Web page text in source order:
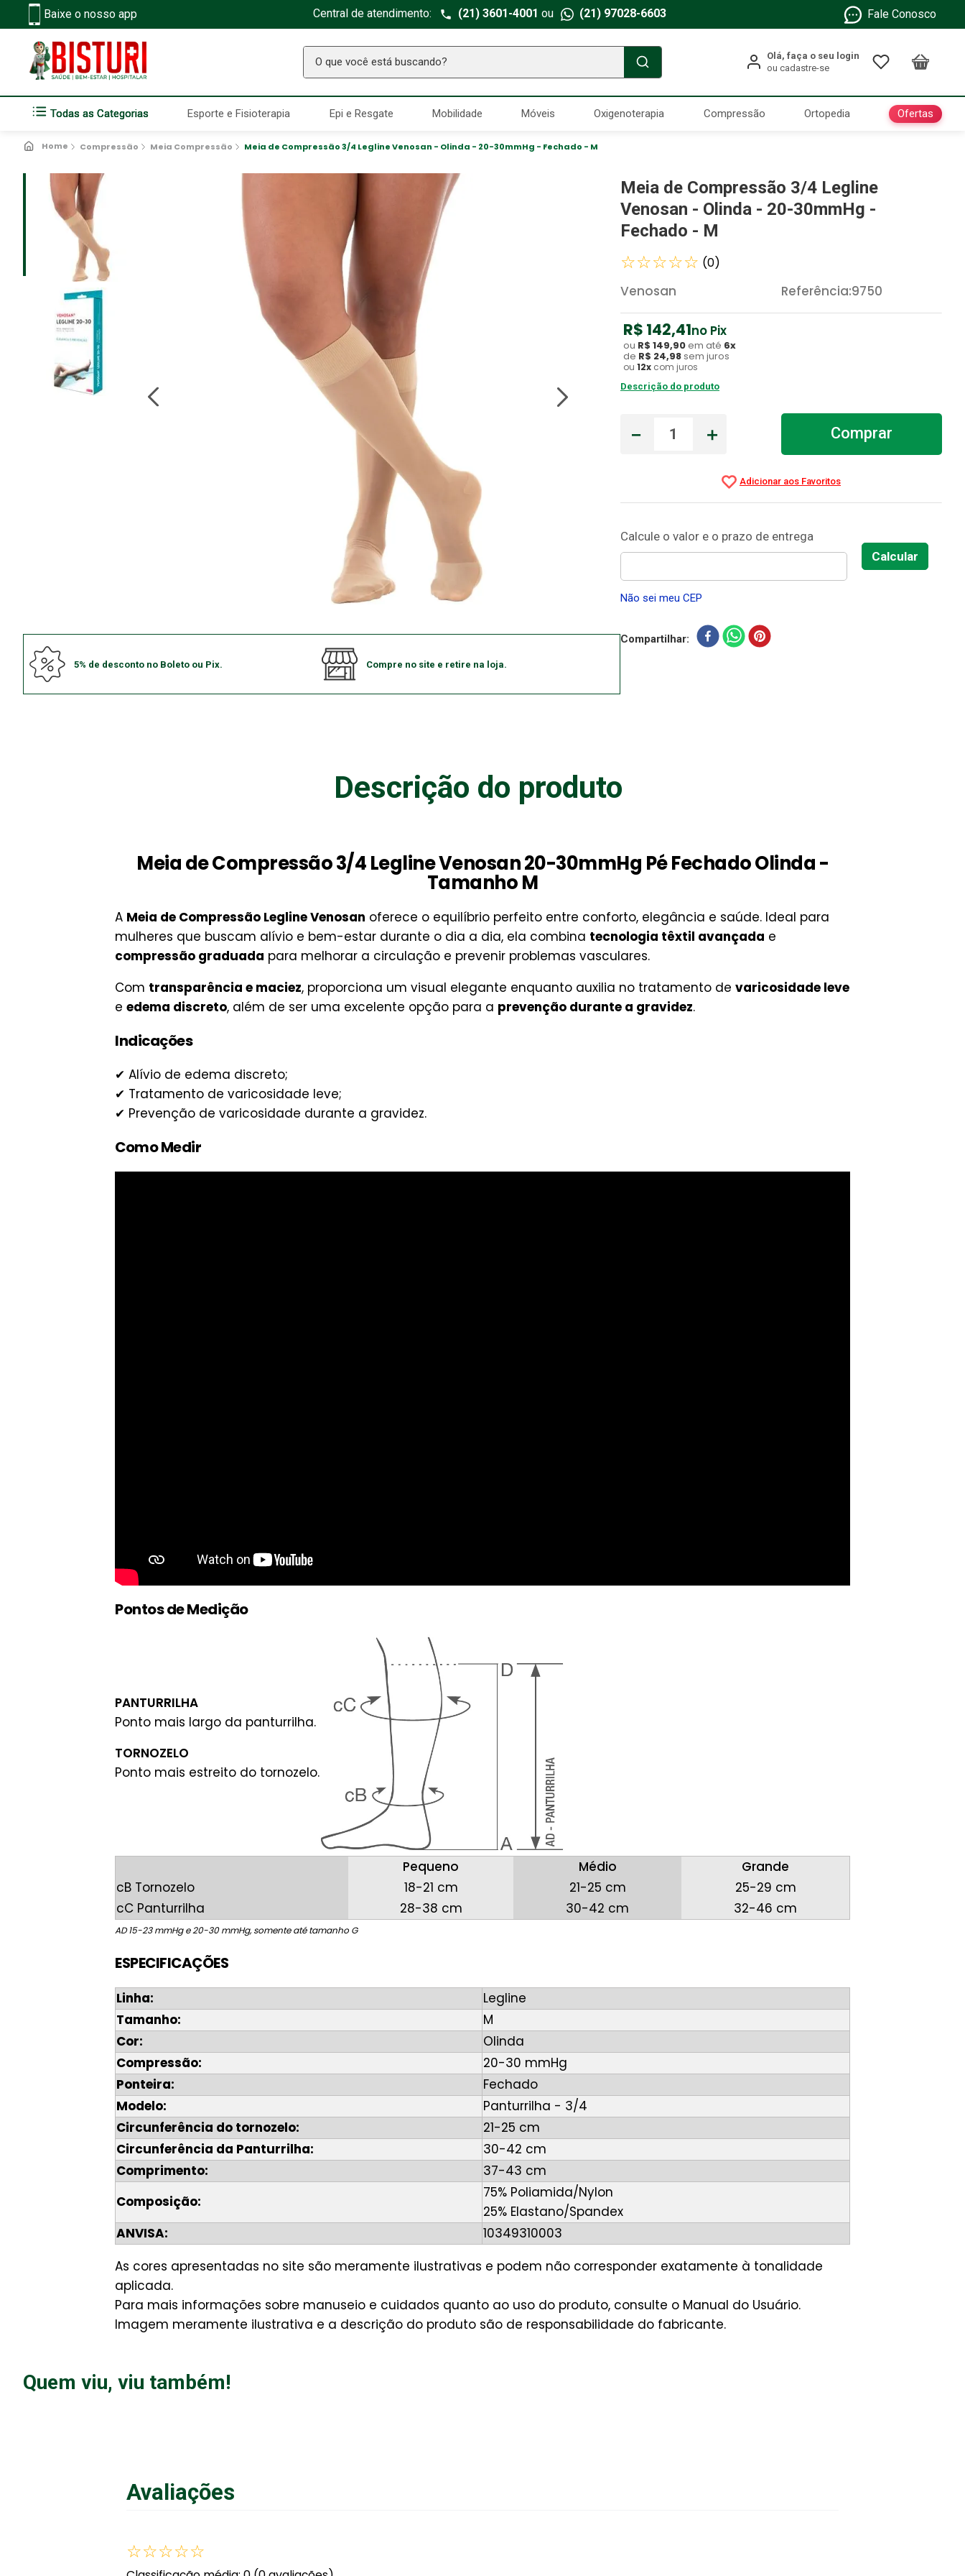
Baixe o nosso app Central de atendimento: (21) 3601-4001 ou (21) 97028-6603 Fale Conosco
O que você está buscando?
Todas as Categorias Esporte e Fisioterapia Epi e Resgate Mobilidade Móveis Oxigenoterapia Compressão Ortopedia Ofertas
Compressão Meia Compressão Meia de Compressão 3/4 Legline Venosan - Olinda - 20-30mmHg - Fechado - M
5% de desconto no Boleto ou Pix. Compre no site e retire na loja.
Meia de Compressão 3/4 Legline
Venosan - Olinda - 20-30mmHg -
Fechado - M
☆☆☆☆☆ (0)
Venosan Referência:9750
R$ 142,41no Pix
ou R$ 149,90em até 6x
de R$ 24,98 sem juros
ou 12x com juros
Descrição do produto
＋
－ Comprar
Não sei meu CEP
Compartilhar
Descrição do produto
Meia de Compressão 3/4 Legline Venosan 20-30mmHg Pé Fechado Olinda -
Tamanho M
A Meia de Compressão Legline Venosan oferece o equilíbrio perfeito entre conforto, elegância e saúde. Ideal para
mulheres que buscam alívio e bem-estar durante o dia a dia, ela combina tecnologia têxtil avançada e
compressão graduada para melhorar a circulação e prevenir problemas vasculares.
Com transparência e maciez, proporciona um visual elegante enquanto auxilia no tratamento de varicosidade leve
e edema discreto, além de ser uma excelente opção para a prevenção durante a gravidez.
Indicações
✔ Alívio de edema discreto;
✔ Tratamento de varicosidade leve;
✔ Prevenção de varicosidade durante a gravidez.
Como Medir
Pontos de Medição
PANTURRILHA
Ponto mais largo da panturrilha.
TORNOZELO
Ponto mais estreito do tornozelo.
Pequeno Médio
Grande
cB Tornozelo
18-21 cm 21-25 cm
25-29 cm
cC Panturrilha
28-38 cm 30-42 cm 32-46 cm
AD 15-23 mmHg e 20-30 mmHg, somente até tamanho G
ESPECIFICAÇÕES
Linha:
Legline
Tamanho:
M
Cor:
Olinda
Compressão:
20-30 mmHg
Ponteira:
Fechado
Modelo:
Panturrilha - 3/4
Circunferência do tornozelo:
21-25 cm
Circunferência da Panturrilha:
30-42 cm
Comprimento:
37-43 cm
Composição:
75% Poliamida/Nylon
25% Elastano/Spandex
ANVISA:
10349310003
As cores apresentadas no site são meramente ilustrativas e podem não corresponder exatamente à tonalidade
aplicada.
Para mais informações sobre manuseio e cuidados quanto ao uso do produto, consulte o Manual do Usuário.
Imagem meramente ilustrativa e a descrição do produto são de responsabilidade do fabricante.
Quem viu, viu também!
Avaliações
☆☆☆☆☆
TERMOS MAIS BUSCADOS
Seringa Insulina
2º Fralda Geriatrica
3º
Estetoscopio Littmann
Littmann
Absorvente Geriatrico
Gaze Esteril
Aparelho Pressão
Cadeira Banho
10º